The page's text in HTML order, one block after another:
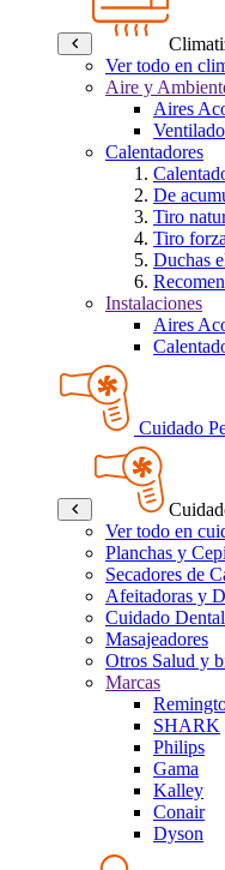
Ver todo en
Aire y
Aires
Calentadores
De
Tiro
Tiro
Duchas
Instalaciones
Aires
Cuidado
Ver todo en
Planchas y
Secadores de
Afeitadoras y
Cuidado Dental
Masajeadores
Otros Salud y
Marcas
SHARK
Philips
Gama
Kalley
Conair
Dyson